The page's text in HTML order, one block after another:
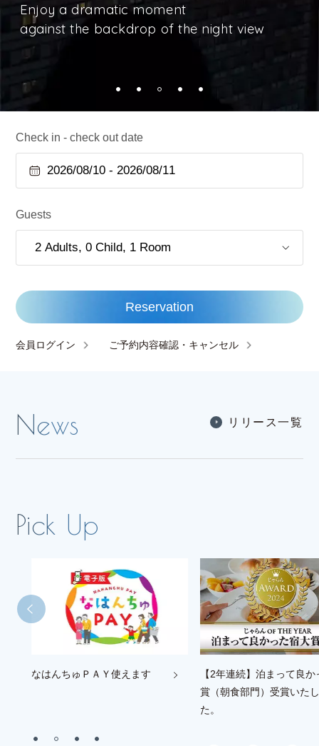
From city lights to starlit nights,
Naha’s most refreshing retreat awaits.
bottomed
pool overlooking the city of Naha
Enjoy a dramatic moment
against the backdrop of the night view
Our signature breakfast that warms the
heart
Passenger Terminal
the gateway to the Kerama Islands.
Check in - check out date
Guests
Reservation
会員ログイン ご予約内容確認・キャンセル
リ リ ー ス一 覧
【2年連続】泊まって良かった宿大
無料登録で特典いっぱ
ツメンバーズクラブ